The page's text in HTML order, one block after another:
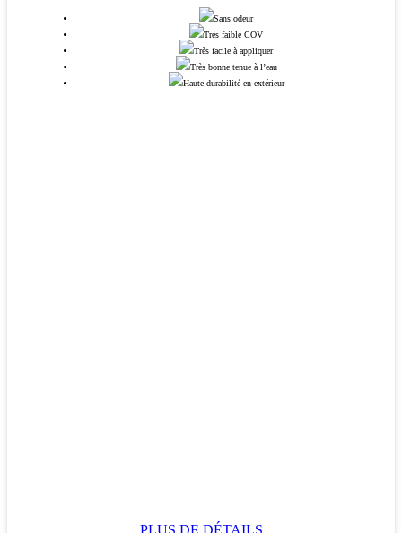
Sans odeur
Très faible COV
Très facile à appliquer
Très bonne tenue à l’eau
Haute durabilité en extérieur
PLUS DE DÉTAILS